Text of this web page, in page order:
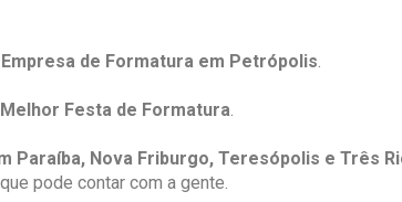
de Formatura em Petrópolis
Melhor Festa de Formatura
Paraíba, Nova Friburgo, Teresópolis e Três
pode contar com a gente.